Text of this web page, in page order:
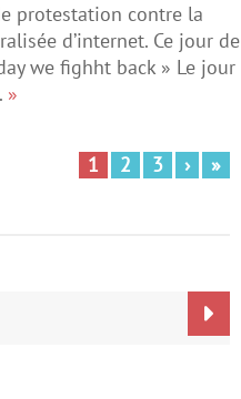
protestation contre la
d’internet. Ce jour de
we fighht back » Le jour
»
1 2 3 › »